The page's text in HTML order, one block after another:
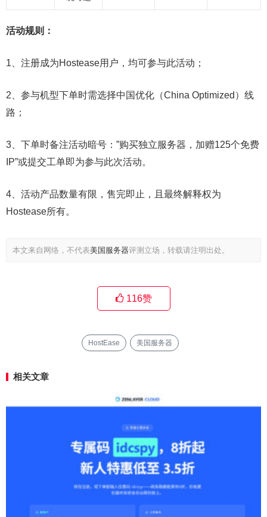
活动规则：
1、注册成为Hostease用户，均可参与此活动；
2、参与机型下单时需选择中国优化（China Optimized）线
路；
3、下单时备注活动暗号：”购买独立服务器，加赠125个免费
IP”或提交工单即为参与此次活动。
4、活动产品数量有限，售完即止，且最终解释权为
Hostease所有。
本文来自网络，不代表美国服务器评测立场，转载请注明出处。
116赞
HostEase 美国服务器
相关文章